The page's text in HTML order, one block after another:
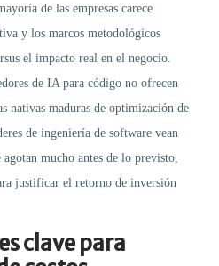
de las empresas carece
y los marcos metodológicos
el impacto real en el negocio.
de IA para código no ofrecen
nativas maduras de optimización de
de ingeniería de software vean
agotan mucho antes de lo previsto,
justificar el retorno de inversión
clave para